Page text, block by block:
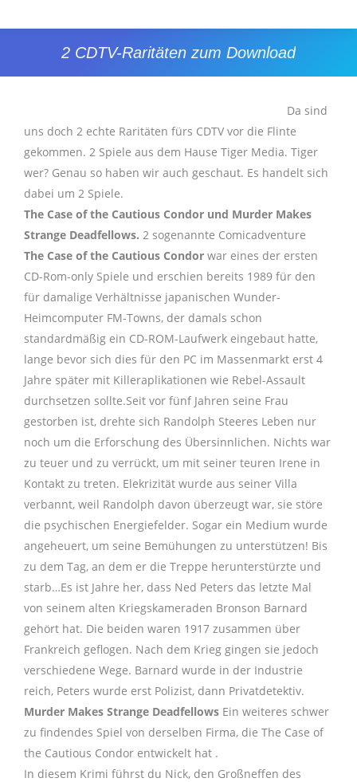
2 CDTV-Raritäten zum Download
Sie befinden sich hier:
Da sind
uns doch 2 echte Raritäten fürs CDTV vor die Flinte
gekommen. 2 Spiele aus dem Hause Tiger Media. Tiger
wer? Genau so haben wir auch geschaut. Es handelt sich
dabei um 2 Spiele.
The Case of the Cautious Condor und Murder Makes
Strange Deadfellows. 2 sogenannte Comicadventure
The Case of the Cautious Condor war eines der ersten
CD-Rom-only Spiele und erschien bereits 1989 für den
für damalige Verhältnisse japanischen Wunder-
Heimcomputer FM-Towns, der damals schon
standardmäßig ein CD-ROM-Laufwerk eingebaut hatte,
lange bevor sich dies für den PC im Massenmarkt erst 4
Jahre später mit Killeraplikationen wie Rebel-Assault
durchsetzen sollte.Seit vor fünf Jahren seine Frau
gestorben ist, drehte sich Randolph Steeres Leben nur
noch um die Erforschung des Übersinnlichen. Nichts war
zu teuer und zu verrückt, um mit seiner teuren Irene in
Kontakt zu treten. Elekrizität wurde aus seiner Villa
verbannt, weil Randolph davon überzeugt war, sie störe
die psychischen Energiefelder. Sogar ein Medium wurde
angeheuert, um seine Bemühungen zu unterstützen! Bis
zu dem Tag, an dem er die Treppe herunterstürzte und
starb…Es ist Jahre her, dass Ned Peters das letzte Mal
von seinem alten Kriegskameraden Bronson Barnard
gehört hat. Die beiden waren 1917 zusammen über
Frankreich geflogen. Nach dem Krieg gingen sie jedoch
verschiedene Wege. Barnard wurde in der Industrie
reich, Peters wurde erst Polizist, dann Privatdetektiv.
Murder Makes Strange Deadfellows Ein weiteres schwer
zu findendes Spiel von derselben Firma, die The Case of
the Cautious Condor entwickelt hat .
In diesem Krimi führst du Nick, den Großneffen des